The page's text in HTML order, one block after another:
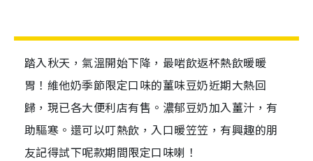
踏入秋天，氣溫開始下降，最啱飲返杯熱飲暖暖
胃！維他奶季節限定口味的薑味豆奶近期大熱回
歸，現已各大便利店有售。濃郁豆奶加入薑汁，有
助驅寒。還可以叮熱飲，入口暖笠笠，有興趣的朋
友記得試下呢款期間限定口味喇！